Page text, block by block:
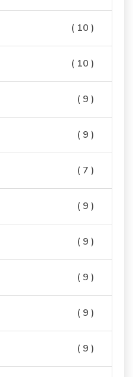
( 10 )
( 10 )
( 9 )
( 9 )
( 7 )
( 9 )
( 9 )
( 9 )
( 9 )
( 9 )